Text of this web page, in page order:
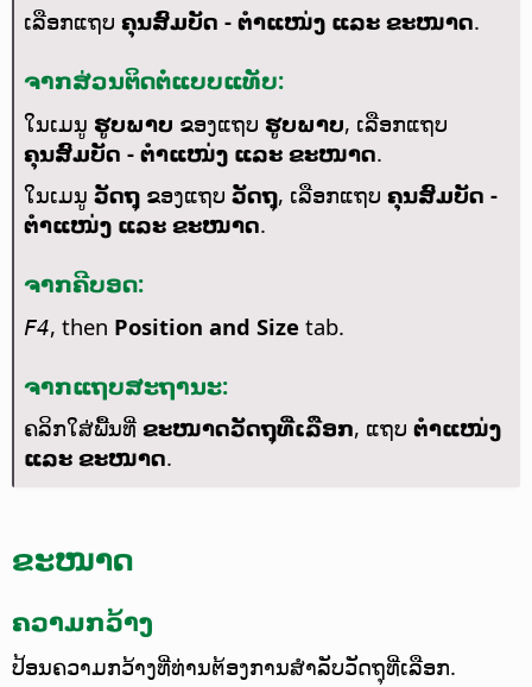
ເລືອກແຖບ ຄຸນສົມບັດ - ຕຳແໜ່ງ ແລະ ຂະໜາດ.
ຈາກສ່ວນຕິດຕໍ່ແບບແທັບ:
ໃນເມນູ ຮູບພາບ ຂອງແຖບ ຮູບພາບ, ເລືອກແຖບ
ຄຸນສົມບັດ - ຕຳແໜ່ງ ແລະ ຂະໜາດ.
ໃນເມນູ ວັດຖຸຂອງແຖບ ວັດຖຸ, ເລືອກແຖບ ຄຸນສົມບັດ -
ຕຳແໜ່ງ ແລະ ຂະໜາດ.
ຈາກຄີບອດ:
F4, then Position and Size tab.
ຈາກແຖບສະຖານະ:
ຄລິກໃສ່ພື້ນທີ່ ຂະໜາດວັດຖຸທີ່ເລືອກ, ແຖບ ຕຳແໜ່ງ
ແລະ ຂະໜາດ.
ຂະໜາດ
ຄວາມກວ້າງ
ປ້ອນຄວາມກວ້າງທີ່ທ່ານຕ້ອງການສຳລັບວັດຖຸທີ່ເລືອກ.